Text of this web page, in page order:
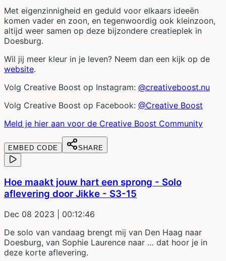
Met eigenzinnigheid en geduld voor elkaars ideeën
komen vader en zoon, en tegenwoordig ook kleinzoon,
altijd weer samen op deze bijzondere creatieplek in
Doesburg.
Wil jij meer kleur in je leven? Neem dan een kijk op de
website.
Volg Creative Boost op Instagram: @creativeboost.nu
Volg Creative Boost op Facebook: @Creative Boost
Meld je hier aan voor de Creative Boost Community
EMBED CODE SHARE
Hoe maakt jouw hart een sprong - Solo
aflevering door Jikke - S3-15
Dec 08 2023 | 00:12:46
De solo van vandaag brengt mij van Den Haag naar
Doesburg, van Sophie Laurence naar … dat hoor je in
deze korte aflevering.